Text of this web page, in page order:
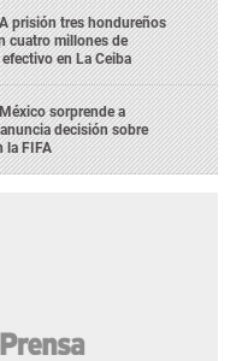
A prisión tres hondureños
cuatro millones de
en La Ceiba
México sorprende a
decisión sobre
la FIFA